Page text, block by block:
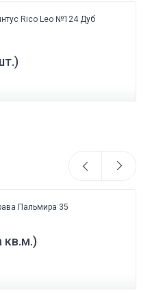
Rico Leo №124 Дуб
Пальмира 35
кв.м.)